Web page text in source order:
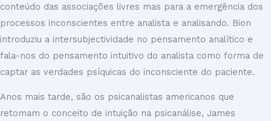
conteúdo das associações livres mas para a emergência dos
processos inconscientes entre analista e analisando. Bion
introduziu a intersubjectividade no pensamento analítico e
fala-nos do pensamento intuitivo do analista como forma de
captar as verdades psíquicas do inconsciente do paciente.
Anos mais tarde, são os psicanalistas americanos que
retomam o conceito de intuição na psicanálise, James